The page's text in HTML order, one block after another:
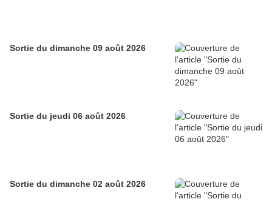
Sortie du dimanche 09 août 2026
Sortie du jeudi 06 août 2026
Sortie du dimanche 02 août 2026